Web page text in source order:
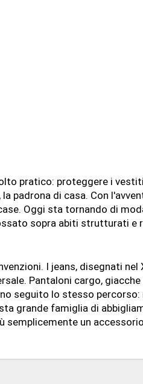
pratico: proteggere i
padrona di casa. Con
Oggi sta tornando di
sopra abiti strutturati e
I jeans, disegnati
Pantaloni cargo,
seguito lo stesso
grande famiglia di
semplicemente un